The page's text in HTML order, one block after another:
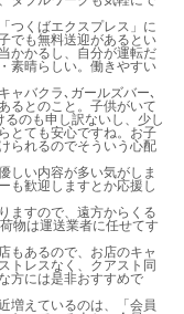
つくばエクスプレス」に
でも無料送迎があるとい
かかるし、自分が運転だ
素晴らしい。働きやすい
ャバクラ､ガールズバー､
るとのこと。子供がいて
のも申し訳ないし、少し
とても安心ですね。お子
られるのでそういう心配
しい内容が多い気がしま
も歓迎しますとか応援し
ますので、遠方からくる
物は運送業者に任せてす
もあるので、お店のキャ
トレスなく、クアスト同
方には是非おすすめで
増えているのは、「会員